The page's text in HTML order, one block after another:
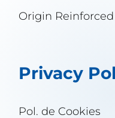
Origin Reinforced
Privacy
Pol. de Cookies